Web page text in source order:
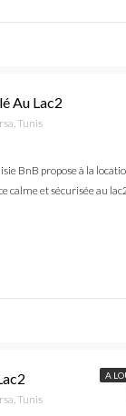
Au Lac2
Tunis
BnB propose à la
calme et sécurisée au
A
Tunis